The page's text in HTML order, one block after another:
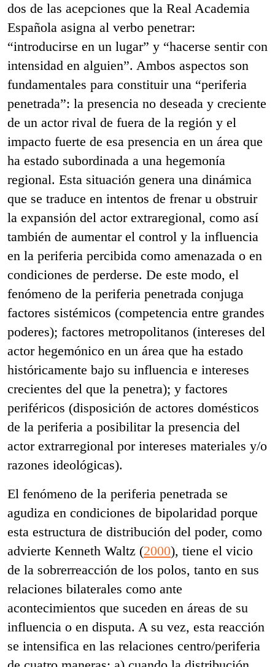
dos de las acepciones que la Real Academia
Española asigna al verbo penetrar:
“introducirse en un lugar” y “hacerse sentir con
intensidad en alguien”. Ambos aspectos son
fundamentales para constituir una “periferia
penetrada”: la presencia no deseada y creciente
de un actor rival de fuera de la región y el
impacto fuerte de esa presencia en un área que
ha estado subordinada a una hegemonía
regional. Esta situación genera una dinámica
que se traduce en intentos de frenar u obstruir
la expansión del actor extraregional, como así
también de aumentar el control y la influencia
en la periferia percibida como amenazada o en
condiciones de perderse. De este modo, el
fenómeno de la periferia penetrada conjuga
factores sistémicos (competencia entre grandes
poderes); factores metropolitanos (intereses del
actor hegemónico en un área que ha estado
históricamente bajo su influencia e intereses
crecientes del que la penetra); y factores
periféricos (disposición de actores domésticos
de la periferia a posibilitar la presencia del
actor extrarregional por intereses materiales y/o
razones ideológicas).
El fenómeno de la periferia penetrada se
agudiza en condiciones de bipolaridad porque
esta estructura de distribución del poder, como
advierte Kenneth Waltz (2000), tiene el vicio
de la sobrerreacción de los polos, tanto en sus
relaciones bilaterales como ante
acontecimientos que suceden en áreas de su
influencia o en disputa. A su vez, esta reacción
se intensifica en las relaciones centro/periferia